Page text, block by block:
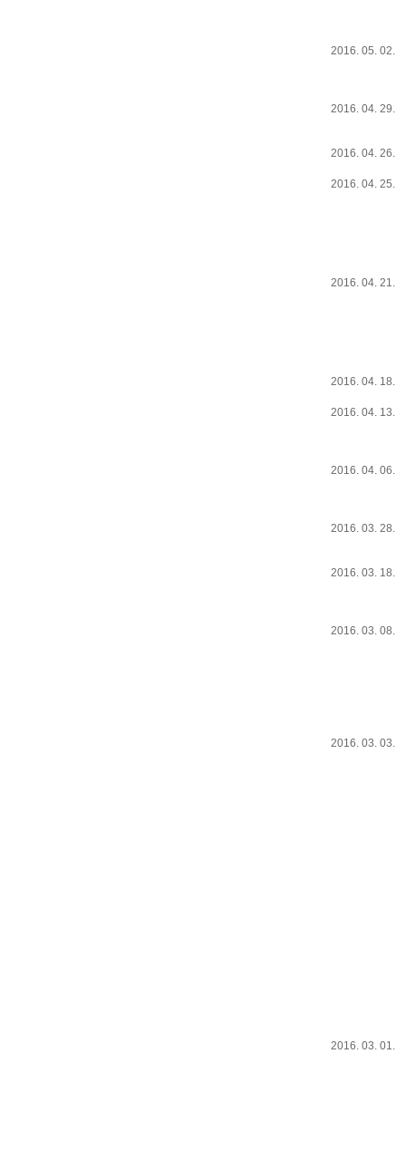
2016. 05. 02.
2016. 04. 29.
2016. 04. 26.
2016. 04. 25.
2016. 04. 21.
2016. 04. 18.
2016. 04. 13.
2016. 04. 06.
2016. 03. 28.
2016. 03. 18.
2016. 03. 08.
2016. 03. 03.
2016. 03. 01.